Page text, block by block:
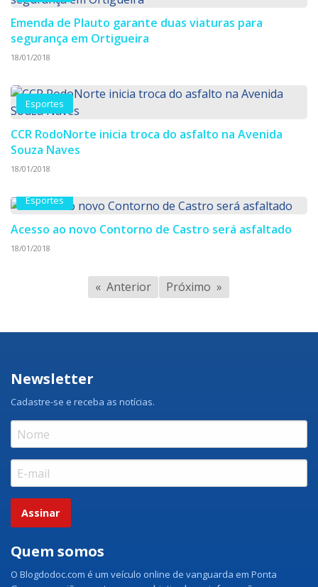
Emenda de Plauto garante duas viaturas para
segurança em Ortigueira
18/01/2018
Esportes
CCR RodoNorte inicia troca do asfalto na Avenida
Souza Naves
18/01/2018
Esportes
Acesso ao novo Contorno de Castro será asfaltado
18/01/2018
Anterior Próximo
Newsletter
Cadastre-se e receba as notícias.
Assinar
Quem somos
O Blogdodoc.com é um veículo online de vanguarda em Ponta